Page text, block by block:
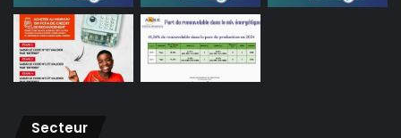
Secteur